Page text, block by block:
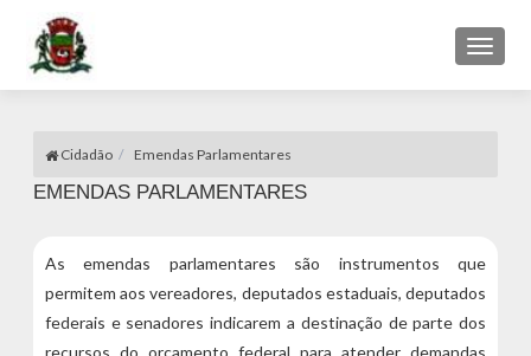
Toggle
Cidadão Emendas Parlamentares
EMENDAS PARLAMENTARES
As emendas parlamentares são instrumentos que
permitem aos vereadores, deputados estaduais, deputados
federais e senadores indicarem a destinação de parte dos
recursos do orçamento federal para atender demandas